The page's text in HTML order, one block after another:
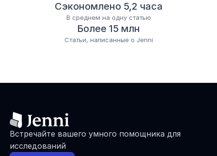
Сэкономлено 5,2 часа
В среднем на одну статью
Более 15 млн
Статьи, написанные о Jenni
Встречайте вашего умного помощника для
исследований